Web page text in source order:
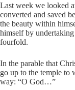
Last week we looked
converted and saved
the beauty within
himself by undertaking
fourfold.
In the parable that
go up to the temple to
way: “O God…”